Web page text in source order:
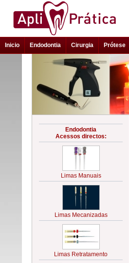
Inicio Endodontia Cirurgia Prótese